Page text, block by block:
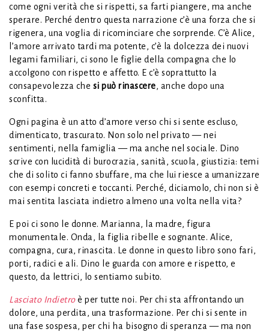
come ogni verità che si rispetti, sa farti piangere, ma anche
sperare. Perché dentro questa narrazione c’è una forza che si
rigenera, una voglia di ricominciare che sorprende. C’è Alice,
l’amore arrivato tardi ma potente, c’è la dolcezza dei nuovi
legami familiari, ci sono le figlie della compagna che lo
accolgono con rispetto e affetto. E c’è soprattutto la
consapevolezza che si può rinascere, anche dopo una
sconfitta.
Ogni pagina è un atto d’amore verso chi si sente escluso,
dimenticato, trascurato. Non solo nel privato — nei
sentimenti, nella famiglia — ma anche nel sociale. Dino
scrive con lucidità di burocrazia, sanità, scuola, giustizia: temi
che di solito ci fanno sbuffare, ma che lui riesce a umanizzare
con esempi concreti e toccanti. Perché, diciamolo, chi non si è
mai sentita lasciata indietro almeno una volta nella vita?
E poi ci sono le donne. Marianna, la madre, figura
monumentale. Onda, la figlia ribelle e sognante. Alice,
compagna, cura, rinascita. Le donne in questo libro sono fari,
porti, radici e ali. Dino le guarda con amore e rispetto, e
questo, da lettrici, lo sentiamo subito.
Lasciato Indietroè per tutte noi. Per chi sta affrontando un
dolore, una perdita, una trasformazione. Per chi si sente in
una fase sospesa, per chi ha bisogno di speranza — ma non